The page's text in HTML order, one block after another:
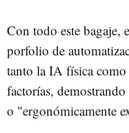
Con todo este
porfolio de
tanto la IA física
factorías,
o "ergonómicamente